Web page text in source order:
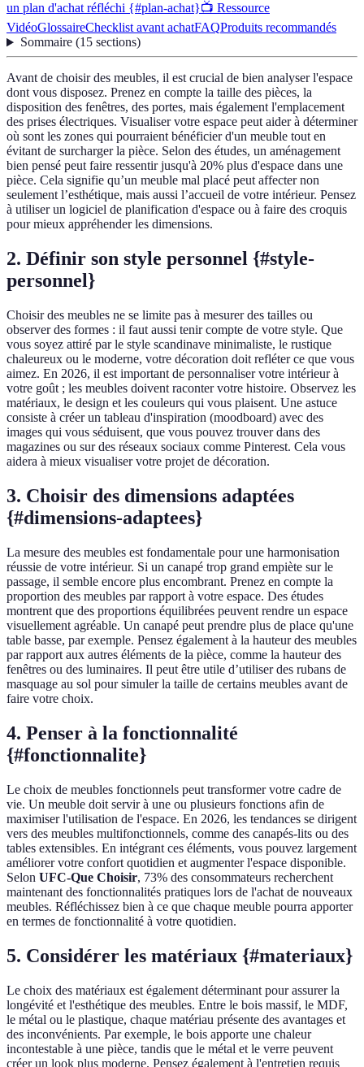
un plan d'achat réfléchi {#plan-achat}📺 Ressource
VidéoGlossaireChecklist avant achatFAQProduits recommandés
Sommaire(15 sections)
Avant de choisir des meubles, il est crucial de bien analyser l'espace
dont vous disposez. Prenez en compte la taille des pièces, la
disposition des fenêtres, des portes, mais également l'emplacement
des prises électriques. Visualiser votre espace peut aider à déterminer
où sont les zones qui pourraient bénéficier d'un meuble tout en
évitant de surcharger la pièce. Selon des études, un aménagement
bien pensé peut faire ressentir jusqu'à 20% plus d'espace dans une
pièce. Cela signifie qu’un meuble mal placé peut affecter non
seulement l’esthétique, mais aussi l’accueil de votre intérieur. Pensez
à utiliser un logiciel de planification d'espace ou à faire des croquis
pour mieux appréhender les dimensions.
2. Définir son style personnel {#style-
personnel}
Choisir des meubles ne se limite pas à mesurer des tailles ou
observer des formes : il faut aussi tenir compte de votre style. Que
vous soyez attiré par le style scandinave minimaliste, le rustique
chaleureux ou le moderne, votre décoration doit refléter ce que vous
aimez. En 2026, il est important de personnaliser votre intérieur à
votre goût ; les meubles doivent raconter votre histoire. Observez les
matériaux, le design et les couleurs qui vous plaisent. Une astuce
consiste à créer un tableau d'inspiration (moodboard) avec des
images qui vous séduisent, que vous pouvez trouver dans des
magazines ou sur des réseaux sociaux comme Pinterest. Cela vous
aidera à mieux visualiser votre projet de décoration.
3. Choisir des dimensions adaptées
{#dimensions-adaptees}
La mesure des meubles est fondamentale pour une harmonisation
réussie de votre intérieur. Si un canapé trop grand empiète sur le
passage, il semble encore plus encombrant. Prenez en compte la
proportion des meubles par rapport à votre espace. Des études
montrent que des proportions équilibrées peuvent rendre un espace
visuellement agréable. Un canapé peut prendre plus de place qu'une
table basse, par exemple. Pensez également à la hauteur des meubles
par rapport aux autres éléments de la pièce, comme la hauteur des
fenêtres ou des luminaires. Il peut être utile d’utiliser des rubans de
masquage au sol pour simuler la taille de certains meubles avant de
faire votre choix.
4. Penser à la fonctionnalité
{#fonctionnalite}
Le choix de meubles fonctionnels peut transformer votre cadre de
vie. Un meuble doit servir à une ou plusieurs fonctions afin de
maximiser l'utilisation de l'espace. En 2026, les tendances se dirigent
vers des meubles multifonctionnels, comme des canapés-lits ou des
tables extensibles. En intégrant ces éléments, vous pouvez largement
améliorer votre confort quotidien et augmenter l'espace disponible.
Selon UFC-Que Choisir, 73% des consommateurs recherchent
maintenant des fonctionnalités pratiques lors de l'achat de nouveaux
meubles. Réfléchissez bien à ce que chaque meuble pourra apporter
en termes de fonctionnalité à votre quotidien.
5. Considérer les matériaux {#materiaux}
Le choix des matériaux est également déterminant pour assurer la
longévité et l'esthétique des meubles. Entre le bois massif, le MDF,
le métal ou le plastique, chaque matériau présente des avantages et
des inconvénients. Par exemple, le bois apporte une chaleur
incontestable à une pièce, tandis que le métal et le verre peuvent
créer un look plus moderne. Pensez également à l'entretien requis